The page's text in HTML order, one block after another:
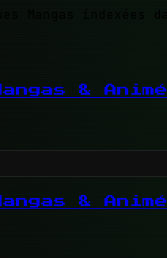
Mangas indexées
&
&